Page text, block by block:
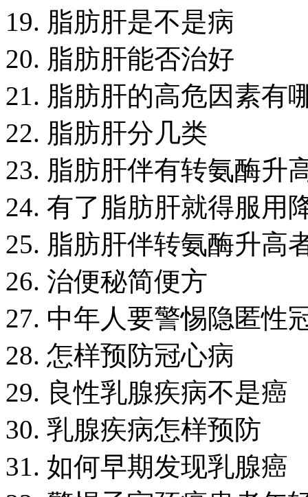
19. 脂肪肝是不是病
20. 脂肪肝能否治好
21. 脂肪肝的高危因素有
22. 脂肪肝分几类
23. 脂肪肝伴有转氨酶升
24. 有了脂肪肝就得服用
25. 脂肪肝伴转氨酶升高
26. 治便秘简便方
27. 中年人要警惕隐匿性
28. 怎样预防冠心病
29. 良性乳腺疾病不是癌
30. 乳腺疾病怎样预防
31. 如何早期发现乳腺癌